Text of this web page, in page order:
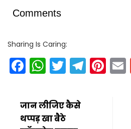
Comments
Sharing Is Caring:
Facebook
WhatsApp
Twitter
जान लीजिए कैसे
थप्पड़ खा बैठे